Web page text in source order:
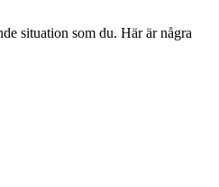
situation som du. Här är några